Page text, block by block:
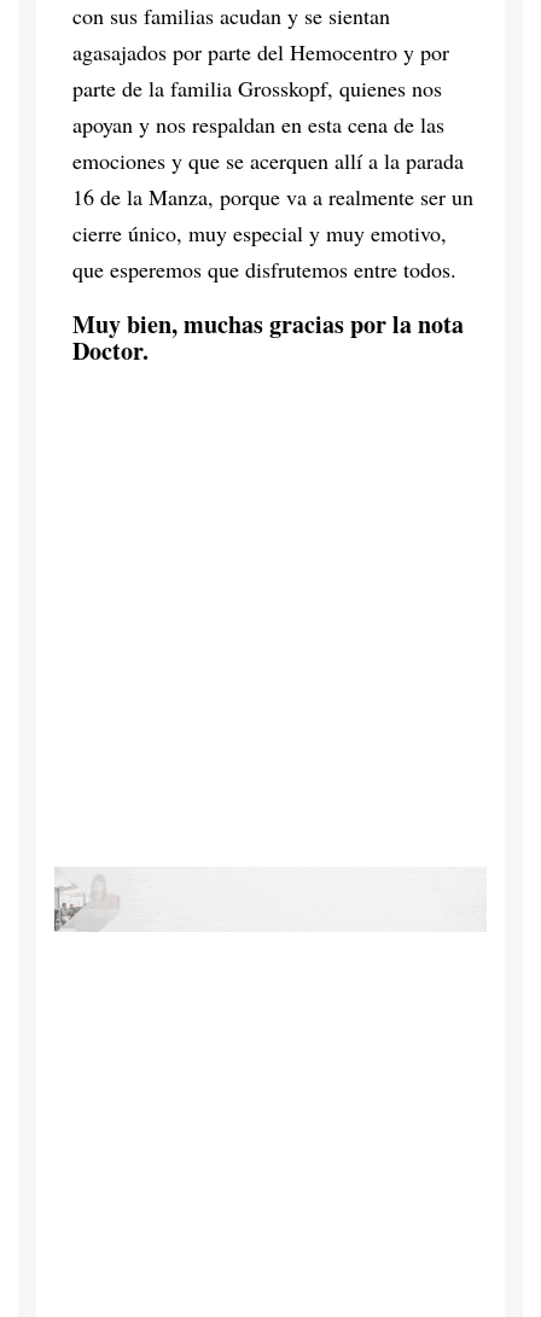
con sus familias acudan y se sientan
agasajados por parte del Hemocentro y por
parte de la familia Grosskopf, quienes nos
apoyan y nos respaldan en esta cena de las
emociones y que se acerquen allí a la parada
16 de la Manza, porque va a realmente ser un
cierre único, muy especial y muy emotivo,
que esperemos que disfrutemos entre todos.
Muy bien, muchas gracias por la nota
Doctor.